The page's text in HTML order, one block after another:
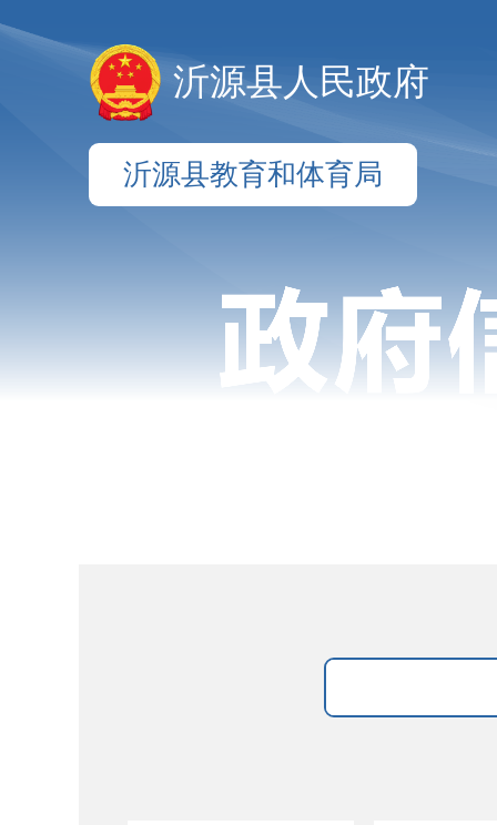
沂源县人民政府
沂源县教育和体育局